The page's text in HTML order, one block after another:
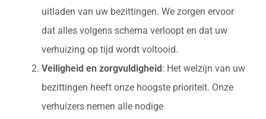
uitladen van uw bezittingen. We zorgen ervoor
dat alles volgens schema verloopt en dat uw
verhuizing op tijd wordt voltooid.
Veiligheid en zorgvuldigheid : Het welzijn van uw
bezittingen heeft onze hoogste prioriteit. Onze
verhuizers nemen alle nodige